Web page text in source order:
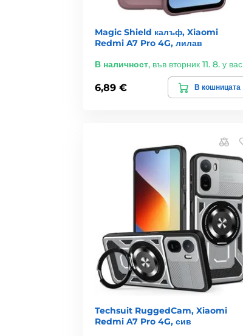
Magic Shield калъф, Xiaomi
Redmi A7 Pro 4G, лилав
В наличност, във вторник 11. 8. у вас
6,89 € В кошницата
Techsuit RuggedCam, Xiaomi
Redmi A7 Pro 4G, сив